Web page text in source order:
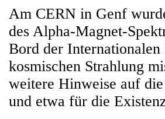
Am CERN in Genf
des Alpha-Magnet-
Bord der
kosmischen Strahlung
weitere Hinweise auf
und etwa für die